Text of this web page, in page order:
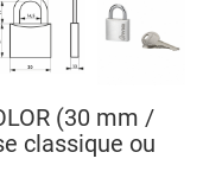
(30 mm /
classique ou